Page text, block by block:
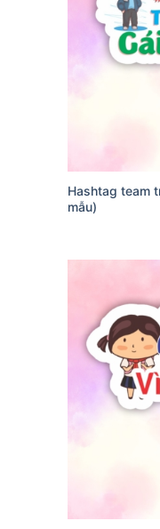
Hashtag team
mẫu)